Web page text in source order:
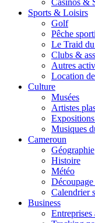
Casinos &
Sports & Loisirs
Golf
Pêche
Le Traid
Clubs &
Autres
Location
Culture
Musées
Artistes
Musiques
Cameroun
Géographie
Histoire
Météo
Calendrier
Business
Entreprises